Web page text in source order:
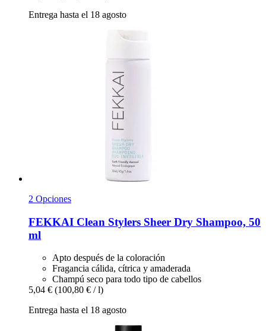
Entrega hasta el 18 agosto
2 Opciones
FEKKAI Clean Stylers Sheer Dry Shampoo, 50
ml
Apto después de la coloración
Fragancia cálida, cítrica y amaderada
Champú seco para todo tipo de cabellos
5,04 € (100,80 € / l)
Entrega hasta el 18 agosto